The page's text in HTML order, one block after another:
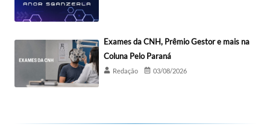
Exames da CNH, Prêmio Gestor e mais na
Coluna Pelo Paraná
Redação 03/08/2026